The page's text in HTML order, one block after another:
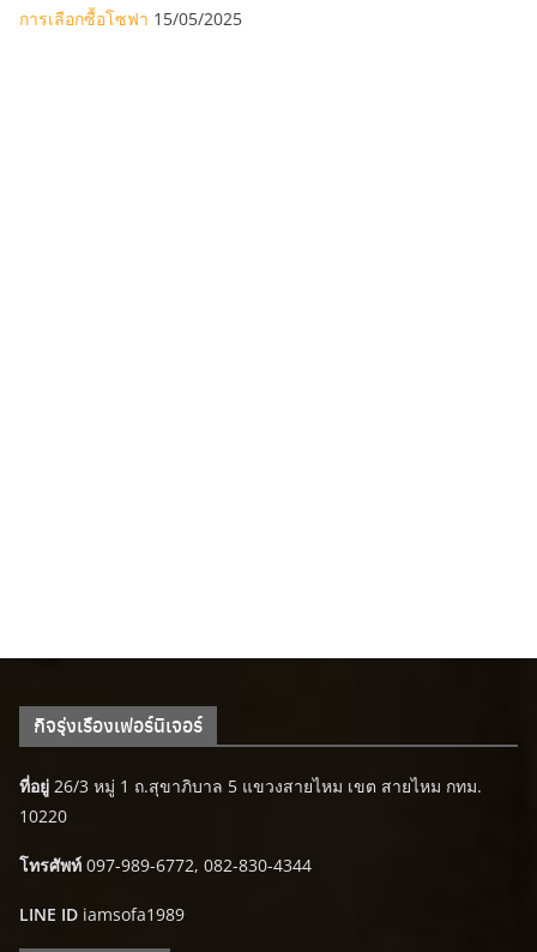
การเลือกซื้อโซฟา 15/05/2025
กิจรุ่งเรืองเฟอร์นิเจอร์
ที่อยู่ 26/3 หมู่ 1 ถ.สุขาภิบาล 5 แขวงสายไหม เขต สายไหม กทม.
10220
โทรศัพท์ 097-989-6772, 082-830-4344
LINE ID iamsofa1989